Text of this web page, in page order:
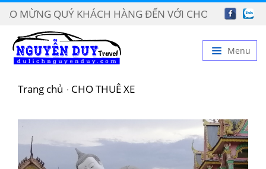
QUÝ KHÁCH HÀNG ĐẾN VỚI CHOTHUEXECANTHO.VN
Menu
DỊCH VỤ
BẢNG GIÁ
Trang chủ CHO THUÊ XE